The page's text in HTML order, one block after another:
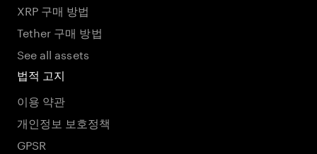
XRP 구매 방법
Tether 구매 방법
See all assets
법적 고지
이용 약관
개인정보 보호정책
GPSR